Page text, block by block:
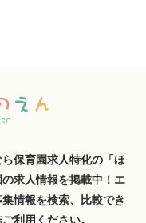
保育園求人特化の「ほ
求人情報を掲載中！エ
情報を検索、比較でき
利用ください。